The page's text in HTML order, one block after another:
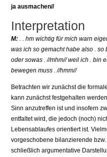
ja ausmachen//
Interpretation
M: . . hm wichtig für mich warn
was ich so gemacht habe also . so
oder sowas . //mhm// weil ich . bin
bewegen muss . //hmm//
Betrachten wir zunächst die
kann zunächst festgehalten
Sinn anzutreffen ist und insofern
entfaltet wird, die jedoch (noch)
Lebensablaufes orientiert ist.
vorgeschobene bilanzierende
schließlich argumentative